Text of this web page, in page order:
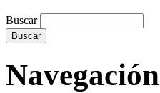
Buscar
Navegación